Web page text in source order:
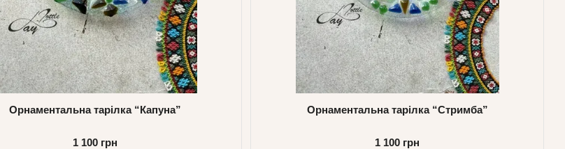
Орнаментальна тарілка “Капуна”
1 100 грн
Орнаментальна тарілка “Стримба”
1 100 грн